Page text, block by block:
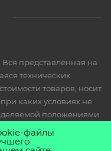
представленная на
технических
товаров, носит
каких условиях не
положениями
кодекса РФ.
файлы